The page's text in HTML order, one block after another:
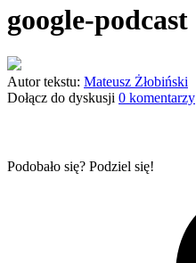
google-podcast
Autor tekstu: Mateusz Żłobiński
Dołącz do dyskusji 0 komentarzy
Podobało się? Podziel się!